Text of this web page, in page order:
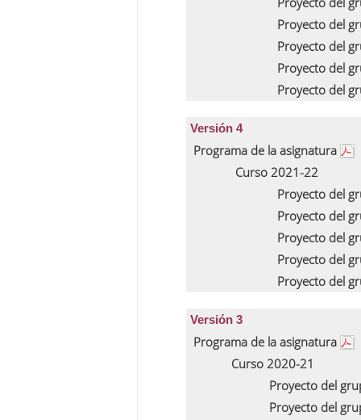
Proyecto del
Proyecto del
Proyecto del
Proyecto del
Versión 4
Programa de la asignatura
Curso 2021-22
Proyecto del
Proyecto del
Proyecto del
Proyecto del
Proyecto del
Versión 3
Programa de la asignatura
Curso 2020-21
Proyecto del
Proyecto del